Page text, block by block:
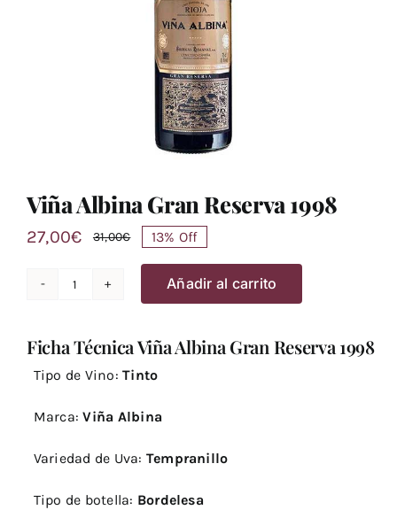
Viña Albina Gran Reserva 1998
31,00€El
precio
original
era:
27,00€
El
precio
actual
es:
13% Off
Gran
Reserva
cantidad
Añadir al carrito
Ficha Técnica Viña Albina Gran Reserva 1998
Tipo de Vino:Tinto
Marca:Viña Albina
Variedad de Uva: Tempranillo
Tipo de botella: Bordelesa